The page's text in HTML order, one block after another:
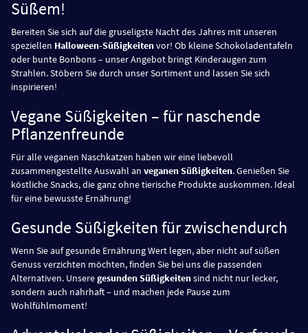
Süßem!
Bereiten Sie sich auf die gruseligste Nacht des Jahres mit unseren
speziellen Halloween-Süßigkeitenvor! Ob kleine Schokoladentafeln
oder bunte Bonbons – unser Angebot bringt Kinderaugen zum
Strahlen. Stöbern Sie durch unser Sortiment und lassen Sie sich
inspirieren!
Vegane Süßigkeiten – für naschende
Pflanzenfreunde
Für alle veganen Naschkatzen haben wir eine liebevoll
zusammengestellte Auswahl an veganen Süßigkeiten. Genießen Sie
köstliche Snacks, die ganz ohne tierische Produkte auskommen. Ideal
für eine bewusste Ernährung!
Gesunde Süßigkeiten für zwischendurch
Wenn Sie auf gesunde Ernährung Wert legen, aber nicht auf süßen
Genuss verzichten möchten, finden Sie bei uns die passenden
Alternativen. Unseregesunden Süßigkeitensind nicht nur lecker,
sondern auch nahrhaft – und machen jede Pause zum
Wohlfühlmoment!